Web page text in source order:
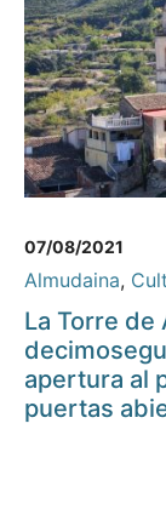
07/08/2021
Almudaina,
La Torre de
apertura al
puertas